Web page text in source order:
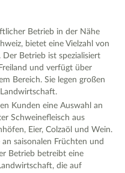
Betrieb in der Nähe
bietet eine Vielzahl von
Betrieb ist spezialisiert
und verfügt über
Bereich. Sie legen großen
Kunden eine Auswahl an
Schweinefleisch aus
Eier, Colzaöl und Wein.
saisonalen Früchten und
Betrieb betreibt eine
die auf